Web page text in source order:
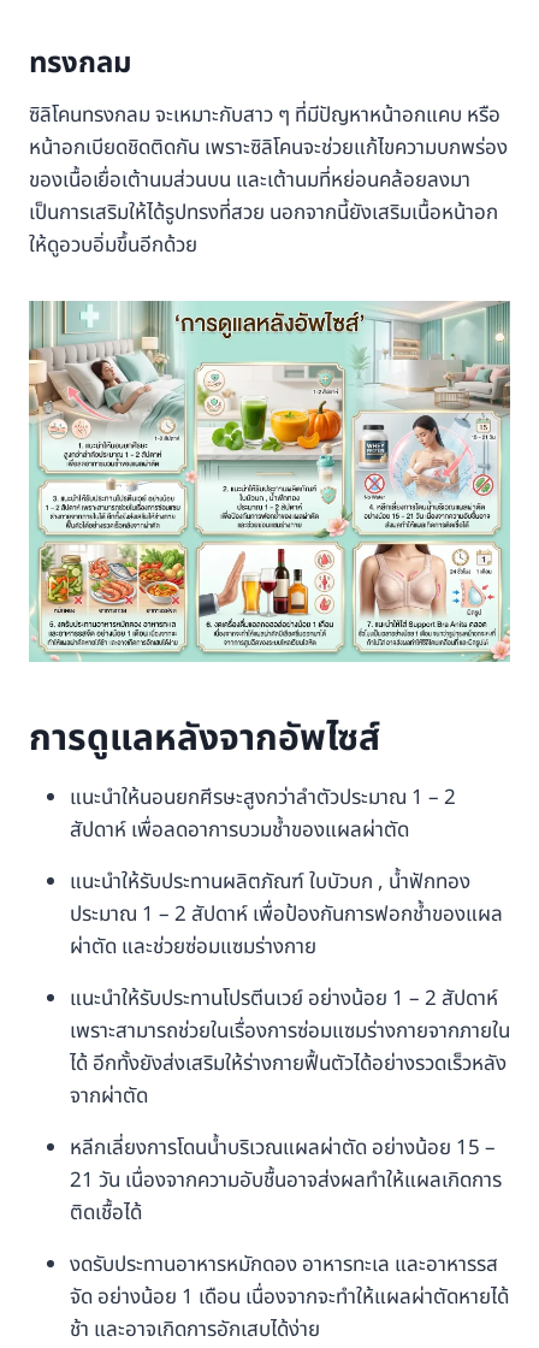
ทรงกลม
ซิลิโคนทรงกลม จะเหมาะกับสาว ๆ ที่มีปัญหาหน้าอกแคบ หรือ
หน้าอกเบียดชิดติดกัน เพราะซิลิโคนจะช่วยแก้ไขความบกพร่อง
ของเนื้อเยื่อเต้านมส่วนบน และเต้านมที่หย่อนคล้อยลงมา
เป็นการเสริมให้ได้รูปทรงที่สวย นอกจากนี้ยังเสริมเนื้อหน้าอก
ให้ดูอวบอิ่มขึ้นอีกด้วย
การดูแลหลังจากอัพไซส์
แนะนำให้นอนยกศีรษะสูงกว่าลำตัวประมาณ 1 – 2
สัปดาห์ เพื่อลดอาการบวมช้ำของแผลผ่าตัด
แนะนำให้รับประทานผลิตภัณฑ์ ใบบัวบก , น้ำฟักทอง
ประมาณ 1 – 2 สัปดาห์ เพื่อป้องกันการฟอกช้ำของแผล
ผ่าตัด และช่วยซ่อมแซมร่างกาย
แนะนำให้รับประทานโปรตีนเวย์ อย่างน้อย 1 – 2 สัปดาห์
เพราะสามารถช่วยในเรื่องการซ่อมแซมร่างกายจากภายใน
ได้ อีกทั้งยังส่งเสริมให้ร่างกายฟื้นตัวได้อย่างรวดเร็วหลัง
จากผ่าตัด
หลีกเลี่ยงการโดนน้ำบริเวณแผลผ่าตัด อย่างน้อย 15 –
21 วัน เนื่องจากความอับชื้นอาจส่งผลทำให้แผลเกิดการ
ติดเชื้อได้
งดรับประทานอาหารหมักดอง อาหารทะเล และอาหารรส
จัด อย่างน้อย 1 เดือน เนื่องจากจะทำให้แผลผ่าตัดหายได้
ช้า และอาจเกิดการอักเสบได้ง่าย